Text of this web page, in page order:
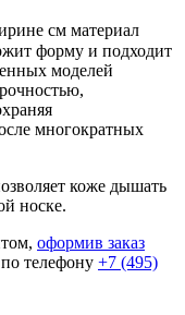
см материал
форму и подходит
моделей
многократных
коже дышать
носке.
оформив заказ
телефону +7 (495)